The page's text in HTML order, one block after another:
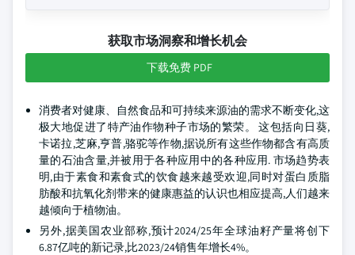
获取市场洞察和增长机会
下载免费 PDF
消费者对健康、自然食品和可持续来源油的需求不断变化,这
极大地促进了特产油作物种子市场的繁荣。 这包括向日葵,
卡诺拉,芝麻,亨普,骆驼等作物,据说所有这些作物都含有高质
量的石油含量,并被用于各种应用中的各种应用. 市场趋势表
明,由于素食和素食式的饮食越来越受欢迎,同时对蛋白质脂
肪酸和抗氧化剂带来的健康惠益的认识也相应提高,人们越来
越倾向于植物油。
另外,据美国农业部称,预计2024/25年全球油籽产量将创下
6.87亿吨的新记录,比2023/24销售年增长4%。